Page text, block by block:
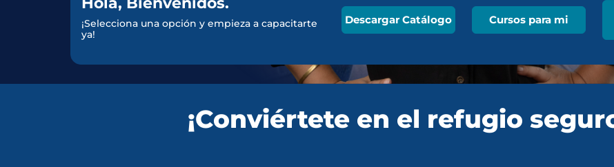
¡Selecciona una opción y empieza a capacitarte
ya!
Descargar Catálogo Cursos para mi
¡Conviértete en el refugio